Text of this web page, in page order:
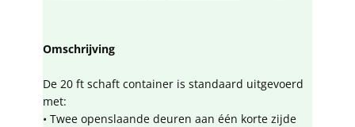
Omschrijving
​De 20 ft schaft container is standaard uitgevoerd
met:
• Twee openslaande deuren aan één korte zijde